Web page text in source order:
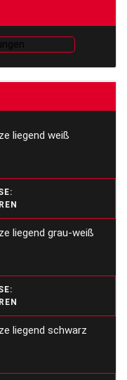
liegend weiß
liegend grau-weiß
liegend schwarz